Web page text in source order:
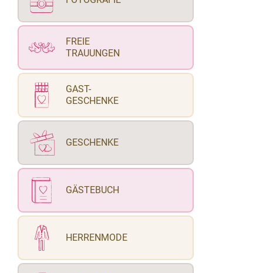
FREIE
TRAUUNGEN
GAST-
GESCHENKE
GESCHENKE
GÄSTEBUCH
HERRENMODE